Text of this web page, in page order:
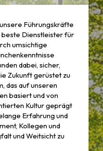
Führungskräfte
beste Dienstleister für
umsichtige
dabei, sicher,
Zukunft gerüstet zu
das auf unseren
basiert und von
Kultur geprägt
Erfahrung und
Kollegen und
und Weitsicht zu